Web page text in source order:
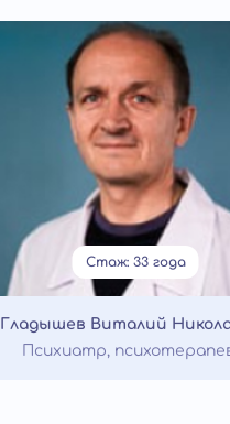
Стаж: 33 года
Гладышев Виталий
Психиатр,